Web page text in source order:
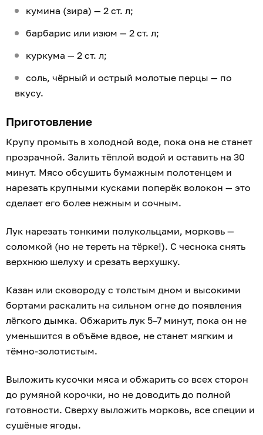
кумина (зира) — 2 ст. л;
барбарис или изюм — 2 ст. л;
куркума — 2 ст. л;
соль, чёрный и острый молотые перцы — по
вкусу.
Приготовление
Крупу промыть в холодной воде, пока она не станет
прозрачной. Залить тёплой водой и оставить на 30
минут. Мясо обсушить бумажным полотенцем и
нарезать крупными кусками поперёк волокон — это
сделает его более нежным и сочным.
Лук нарезать тонкими полукольцами, морковь —
соломкой (но не тереть на тёрке!). С чеснока снять
верхнюю шелуху и срезать верхушку.
Казан или сковороду с толстым дном и высокими
бортами раскалить на сильном огне до появления
лёгкого дымка. Обжарить лук 5–7 минут, пока он не
уменьшится в объёме вдвое, не станет мягким и
тёмно-золотистым.
Выложить кусочки мяса и обжарить со всех сторон
до румяной корочки, но не доводить до полной
готовности. Сверху выложить морковь, все специи и
сушёные ягоды.